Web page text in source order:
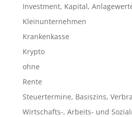
Investment, Kapital,
Kleinunternehmen
Krankenkasse
Krypto
ohne
Rente
Steuertermine, Basiszins,
Wirtschafts-, Arbeits- und